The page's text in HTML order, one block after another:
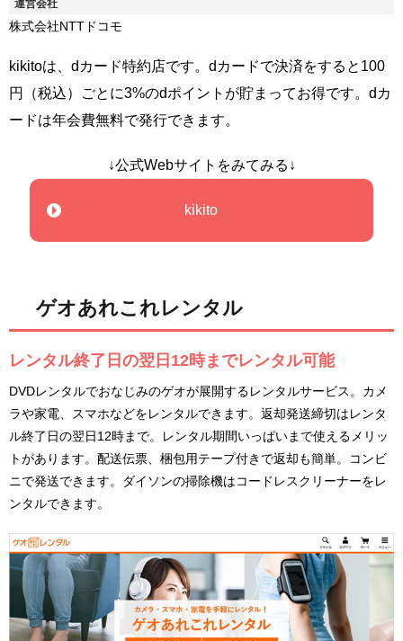
運営会社
株式会社NTTドコモ
kikitoは、dカード特約店です。dカードで決済をすると100
円（税込）ごとに3%のdポイントが貯まってお得です。dカ
ードは年会費無料で発行できます。
↓公式Webサイトをみてみる↓
kikito
ゲオあれこれレンタル
レンタル終了日の翌日12時までレンタル可能
DVDレンタルでおなじみのゲオが展開するレンタルサービス。カメ
ラや家電、スマホなどをレンタルできます。返却発送締切はレンタ
ル終了日の翌日12時まで。レンタル期間いっぱいまで使えるメリッ
トがあります。配送伝票、梱包用テープ付きで返却も簡単。コンビ
ニで発送できます。ダイソンの掃除機はコードレスクリーナーをレ
ンタルできます。